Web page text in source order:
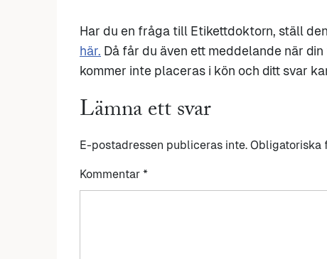
Har du en fråga till Etikettdoktorn, ställ
här. Då får du även ett meddelande när
kommer inte placeras i kön och ditt svar
Lämna ett svar
E-postadressen publiceras inte. Obligatoriska
Kommentar *